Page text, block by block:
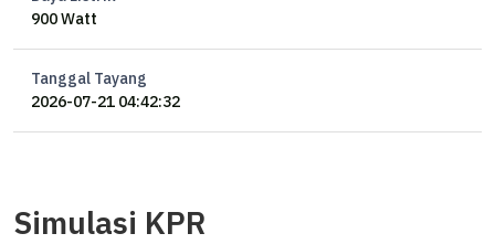
Bonus :
Tandon Tanam 2 kubik
Pagar
900 Watt
Tanggal Tayang
2026-07-21 04:42:32
Simulasi KPR